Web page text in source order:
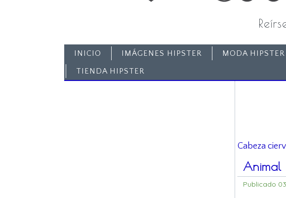
INICIO IMÁGENES HIPSTER MODA HIPSTER
TIENDA HIPSTER
Cabeza
Animal
Publicado